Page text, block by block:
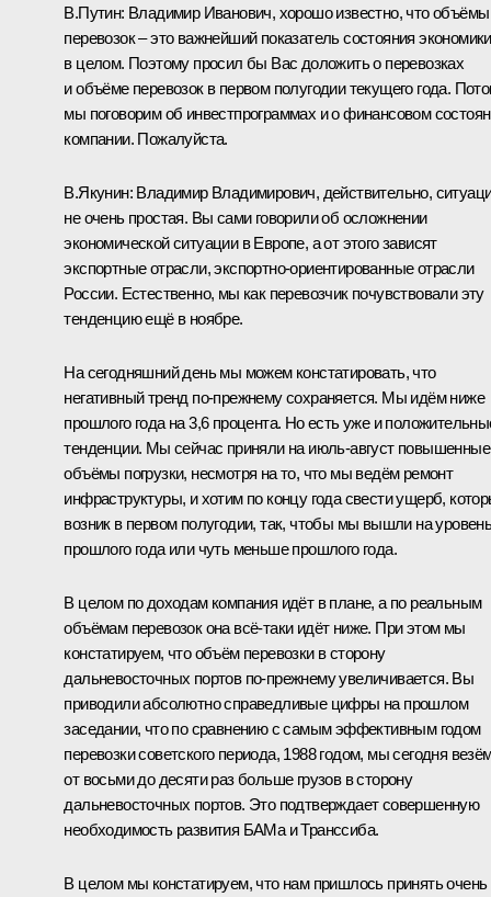
В.Путин: Владимир Иванович, хорошо известно, что объёмы
перевозок – это важнейший показатель состояния экономики
в целом. Поэтому просил бы Вас доложить о перевозках
и объёме перевозок в первом полугодии текущего года.
мы поговорим об инвестпрограммах и о финансовом
компании. Пожалуйста.
В.Якунин: Владимир Владимирович, действительно,
не очень простая. Вы сами говорили об осложнении
экономической ситуации в Европе, а от этого зависят
экспортные отрасли, экспортно-ориентированные отрасли
России. Естественно, мы как перевозчик почувствовали эту
тенденцию ещё в ноябре.
На сегодняшний день мы можем констатировать, что
негативный тренд по‑прежнему сохраняется. Мы идём ниже
прошлого года на 3,6 процента. Но есть уже и
тенденции. Мы сейчас приняли на июль-август повышенные
объёмы погрузки, несмотря на то, что мы ведём ремонт
инфраструктуры, и хотим по концу года свести ущерб,
возник в первом полугодии, так, чтобы мы вышли на
прошлого года или чуть меньше прошлого года.
В целом по доходам компания идёт в плане, а по реальным
объёмам перевозок она всё‑таки идёт ниже. При этом мы
констатируем, что объём перевозки в сторону
дальневосточных портов по‑прежнему увеличивается. Вы
приводили абсолютно справедливые цифры на прошлом
заседании, что по сравнению с самым эффективным годом
перевозки советского периода, 1988 годом, мы сегодня
от восьми до десяти раз больше грузов в сторону
дальневосточных портов. Это подтверждает совершенную
необходимость развития БАМа и Транссиба.
В целом мы констатируем, что нам пришлось принять очень